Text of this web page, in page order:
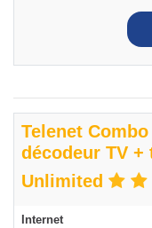
Telenet
décodeur TV
Unlimited
Internet